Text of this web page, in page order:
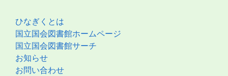
ひなぎくとは
国立国会図書館ホームページ
国立国会図書館サーチ
お知らせ
お問い合わせ